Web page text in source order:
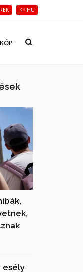
KP.HU
esély